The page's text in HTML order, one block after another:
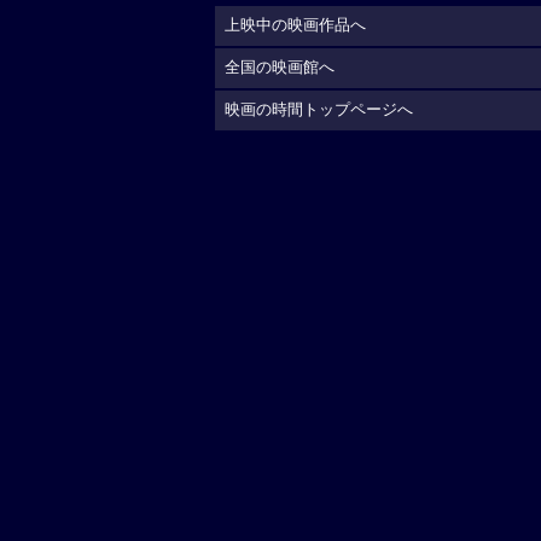
上映中の映画作品へ
全国の映画館へ
映画の時間トップページへ